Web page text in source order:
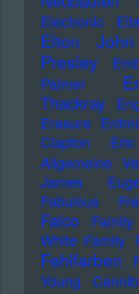
Electronic
Elton John
Presley
Palmer
Thackray
Erasure
Clapton
Allgemeine
James
Fabulous
Falco Family
White Family
Fehlfarben
Young